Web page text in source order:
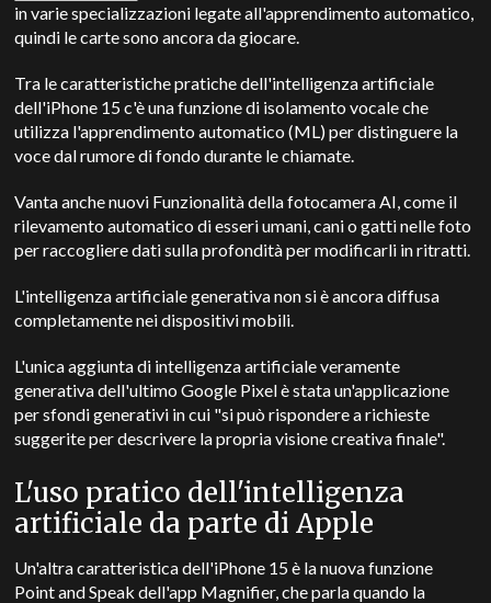
in varie specializzazioni legate all'apprendimento automatico,
quindi le carte sono ancora da giocare.
Tra le caratteristiche pratiche dell'intelligenza artificiale
dell'iPhone 15 c'è una funzione di isolamento vocale che
utilizza l'apprendimento automatico (ML) per distinguere la
voce dal rumore di fondo durante le chiamate.
Vanta anche nuovi Funzionalità della fotocamera AI, come il
rilevamento automatico di esseri umani, cani o gatti nelle foto
per raccogliere dati sulla profondità per modificarli in ritratti.
L'intelligenza artificiale generativa non si è ancora diffusa
completamente nei dispositivi mobili.
L'unica aggiunta di intelligenza artificiale veramente
generativa dell'ultimo Google Pixel è stata un'applicazione
per sfondi generativi in cui "si può rispondere a richieste
suggerite per descrivere la propria visione creativa finale".
L'uso pratico dell'intelligenza
artificiale da parte di Apple
Un'altra caratteristica dell'iPhone 15 è la nuova funzione
Point and Speak dell'app Magnifier, che parla quando la